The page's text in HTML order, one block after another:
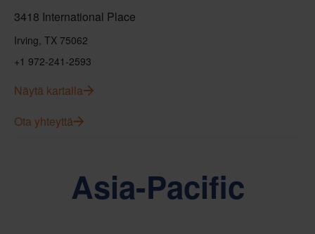
3418 International Place
Irving, TX 75062
+1 972-241-2593
Näytä kartalla
Ota yhteyttä
Asia-Pacific